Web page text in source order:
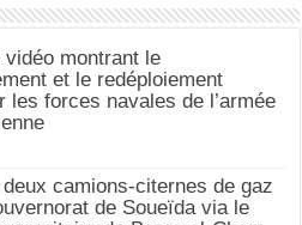
vidéo montrant le
et le redéploiement
les forces navales de l’armée
camions-citernes de gaz
de Soueïda via le